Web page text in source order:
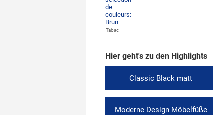
Tabac
Hier geht's zu den Highlights
Classic Black matt
Moderne Design Möbelfüße